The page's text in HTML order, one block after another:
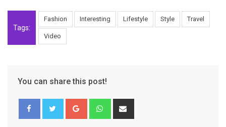
Tags:
Fashion Interesting Lifestyle Style Travel
Video
You can share this post!
Google+ Whatsapp